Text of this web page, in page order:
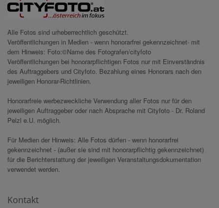
Alle Fotos sind urheberrechtlich geschützt.
Veröffentlichungen in Medien - wenn honorarfrei gekennzeichnet- mit
dem Hinweis: Foto:©Name des Fotografen/cityfoto
Veröffentlichungen bei honorarpflichtigen Fotos nur mit Einverständnis
des Auftraggebers und Cityfoto. Bezahlung eines Honorars nach den
jeweiligen Honorar-Richtlinien.
Honorarfreie werbezweckliche Verwendung aller Fotos nur für den
jeweiligen Auftraggeber oder nach Absprache mit Cityfoto - Dr. Roland
Pelzl e.U. möglich.
Für Medien der Hinweis: Alle Fotos dürfen - wenn honorarfrei
gekennzeichnet - (außer sie sind mit honorarpflichtig gekennzeichnet)
für die Berichterstattung der jeweiligen Veranstaltungsdokumentation
verwendet werden.
Kontakt